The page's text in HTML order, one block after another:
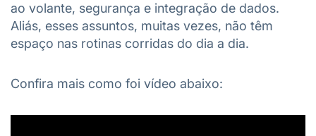
ao volante, segurança e integração de dados.
Aliás, esses assuntos, muitas vezes, não têm
espaço nas rotinas corridas do dia a dia.
Confira mais como foi vídeo abaixo: